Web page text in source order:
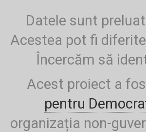
Datele sunt
Acestea pot fi
Încercăm să
Acest proiect a
pentru
organizația non-